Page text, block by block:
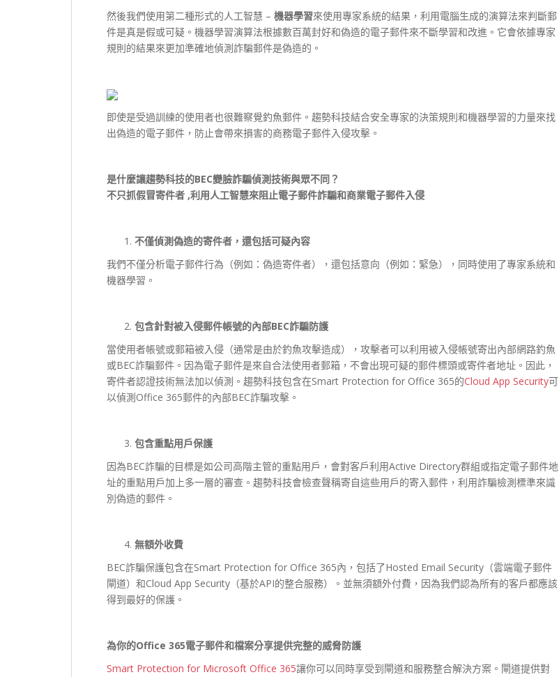
然後我們使用第二種形式的人工智慧 – 機器學習來使用專家系統的結果，利用電腦生成的演算法來判斷郵
件是真是假或可疑。機器學習演算法根據數百萬封好和偽造的電子郵件來不斷學習和改進。它會依據專家
規則的結果來更加準確地偵測詐騙郵件是偽造的。
即使是受過訓練的使用者也很難察覺釣魚郵件。趨勢科技結合安全專家的決策規則和機器學習的力量來找
出偽造的電子郵件，防止會帶來損害的商務電子郵件入侵攻擊。
是什麼讓趨勢科技的BEC變臉詐騙偵測技術與眾不同？
不只抓假冒寄件者 ,利用人工智慧來阻止電子郵件詐騙和商業電子郵件入侵
不僅偵測偽造的寄件者，還包括可疑內容
我們不僅分析電子郵件行為（例如：偽造寄件者），還包括意向（例如：緊急），同時使用了專家系統和
機器學習。
包含針對被入侵郵件帳號的內部BEC詐騙防護
當使用者帳號或郵箱被入侵（通常是由於釣魚攻擊造成），攻擊者可以利用被入侵帳號寄出內部網路釣魚
或BEC詐騙郵件。因為電子郵件是來自合法使用者郵箱，不會出現可疑的郵件標頭或寄件者地址。因此，
寄件者認證技術無法加以偵測。趨勢科技包含在Smart Protection for Office 365的Cloud App Security可
以偵測Office 365郵件的內部BEC詐騙攻擊。
包含重點用戶保護
因為BEC詐騙的目標是如公司高階主管的重點用戶，會對客戶利用Active Directory群組或指定電子郵件地
址的重點用戶加上多一層的審查。趨勢科技會檢查聲稱寄自這些用戶的寄入郵件，利用詐騙檢測標準來識
別偽造的郵件。
無額外收費
BEC詐騙保護包含在Smart Protection for Office 365內，包括了Hosted Email Security（雲端電子郵件
閘道）和Cloud App Security（基於API的整合服務）。並無須額外付費，因為我們認為所有的客戶都應該
得到最好的保護。
為你的Office 365電子郵件和檔案分享提供完整的威脅防護
Smart Protection for Microsoft Office 365讓你可以同時享受到閘道和服務整合解決方案。閘道提供對